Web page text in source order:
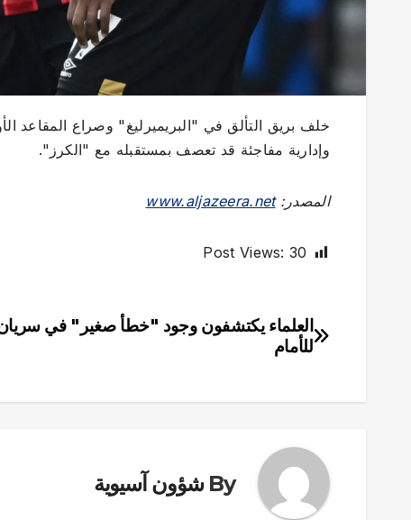
خلف بريق التألق في "البريميرليغ" وصراع المقاعد
وإدارية مفاجئة قد تعصف بمستقبله مع "الكرز".
المصدر:www.aljazeera.net
Post Views: 30
تصفّح
العلماء يكتشفون وجود "خطأ صغير" في
للأمام
By شؤون آسيوية